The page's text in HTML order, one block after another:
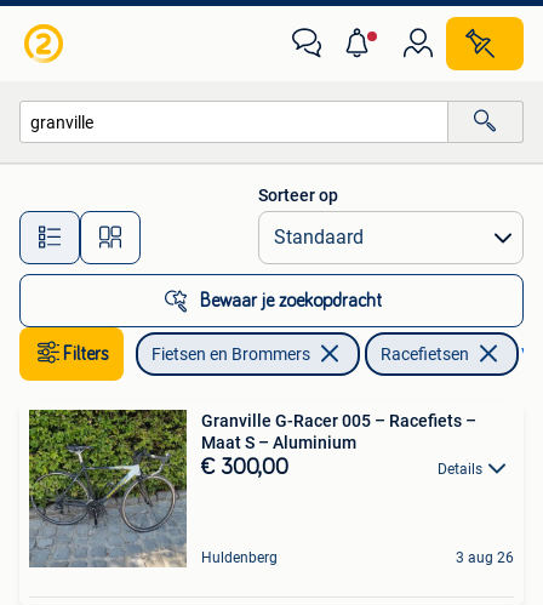
Alle afstanden…
Sorteer op
Bewaar je zoekopdracht
Filters Fietsen en Brommers Racefietsen
Granville G-Racer 005 – Racefiets –
Maat S – Aluminium
€ 300,00 Details
Huldenberg 3 aug 26